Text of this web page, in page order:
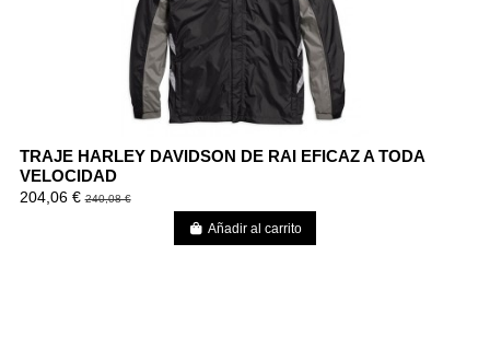
TRAJE HARLEY DAVIDSON DE RAI EFICAZ A TODA
VELOCIDAD
204,06 €240,08 €
Añadir al carrito